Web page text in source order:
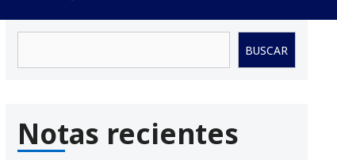
BUSCAR
Notas recientes